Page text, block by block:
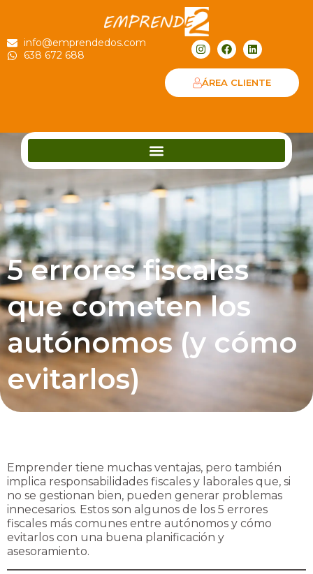
info@emprendedos.com
638 672 688
ÁREA CLIENTE
5 errores fiscales
que cometen los
autónomos (y cómo
evitarlos)
Emprender tiene muchas ventajas, pero también
implica responsabilidades fiscales y laborales que, si
no se gestionan bien, pueden generar problemas
innecesarios. Estos son algunos de los 5 errores
fiscales más comunes entre autónomos y cómo
evitarlos con una buena planificación y
asesoramiento.